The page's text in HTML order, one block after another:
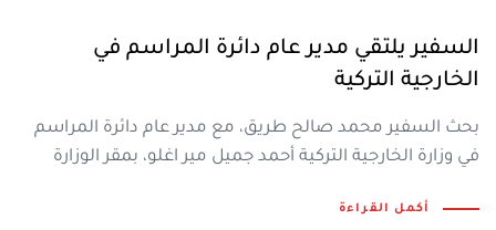
السفير يلتقي مدير عام دائرة المراسم في
الخارجية التركية
بحث السفير محمد صالح طريق، مع مدير عام دائرة المراسم
في وزارة الخارجية التركية أحمد جميل مير اغلو، بمقر الوزارة
أكمل القراءة